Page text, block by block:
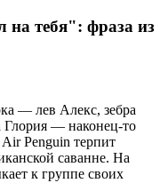
тебя": фраза из
— лев Алекс, зебра
— наконец-то
Penguin терпит
саванне. На
к группе своих